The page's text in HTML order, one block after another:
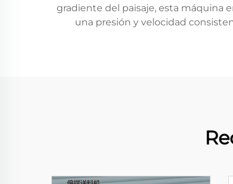
gradiente del paisaje, esta máquina
una presión y velocidad